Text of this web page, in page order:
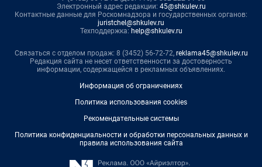
Электронный адрес редакции: 45@shkulev.ru
Контактные данные для Роскомнадзора и государственных органов:
juristchel@shkulev.ru
Техподдержка: help@shkulev.ru
Связаться с отделом продаж: 8 (3452) 56-72-72, reklama45@shkulev.ru
Редакция сайта не несет ответственности за достоверность
информации, содержащейся в рекламных объявлениях.
Информация об ограничениях
Политика использования cookies
Рекомендательные системы
Политика конфиденциальности и обработки персональных данных и
правила использования сайта